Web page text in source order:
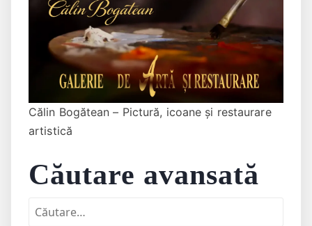
Călin Bogătean – Pictură, icoane și restaurare
artistică
Căutare avansată
Caută